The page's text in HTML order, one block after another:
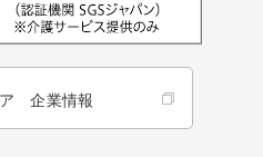
ア 企業情報